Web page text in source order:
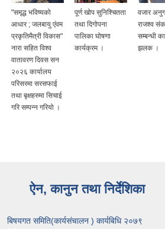
"समृद्ध भविष्यको
आधार ; जलबायु एंवम
प्रकृतिमैत्री विकास"
नारा सहित विश्व
वातावरण दिवस सन
२०२६ कार्यालय
परिसरमा सरसफाई
तथा बृक्षहरुमा सिचाई
गरि सम्पन्न गरियो ।
पूर्ण खोप सुनिश्चितता
तथा दिगोपना
पालिका घोषणा
कार्यक्रम ।
वजार
राजश्व
सम्बन्धी
झलक ।
ऐन, कानुन तथा निर्देशिका
बिषयगत समिति(कार्यसंचालन ) कार्यबिधि २०७९